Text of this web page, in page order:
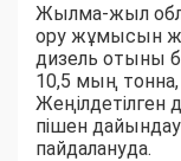
Жылма-жыл
ору жұмысын
дизель отыны
10,5 мың тонна,
пішен
пайдалануда.